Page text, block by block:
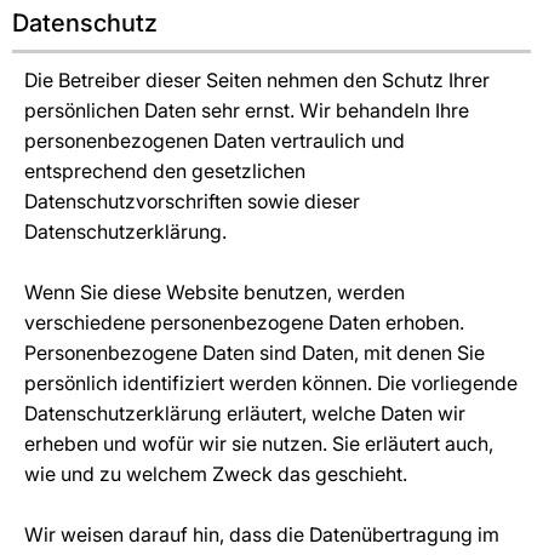
Datenschutz
Die Betreiber dieser Seiten nehmen den Schutz Ihrer
persönlichen Daten sehr ernst. Wir behandeln Ihre
personenbezogenen Daten vertraulich und
entsprechend den gesetzlichen
Datenschutzvorschriften sowie dieser
Datenschutzerklärung.
Wenn Sie diese Website benutzen, werden
verschiedene personenbezogene Daten erhoben.
Personenbezogene Daten sind Daten, mit denen Sie
persönlich identifiziert werden können. Die vorliegende
Datenschutzerklärung erläutert, welche Daten wir
erheben und wofür wir sie nutzen. Sie erläutert auch,
wie und zu welchem Zweck das geschieht.
Wir weisen darauf hin, dass die Datenübertragung im